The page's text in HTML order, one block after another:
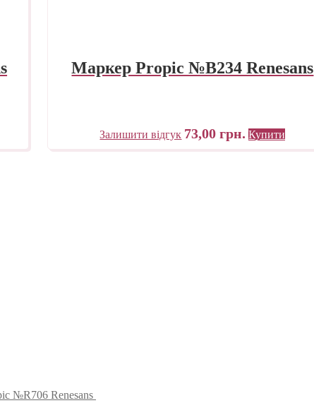
Маркер Propic №B234 Renesans
Залишити відгук 73,00грн. Купити
№R706 Renesans